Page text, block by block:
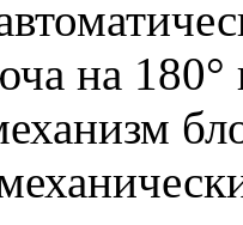
на 180°